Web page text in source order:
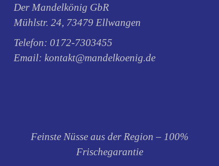
Der Mandelkönig GbR
Mühlstr. 24, 73479 Ellwangen
Telefon:0172-7303455
Email: kontakt@mandelkoenig.de
Feinste Nüsse aus der Region – 100%
Frischegarantie